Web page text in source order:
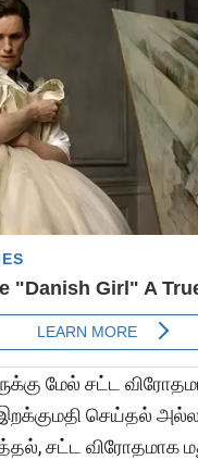
மேல் சட்ட
இறக்குமதி செய்தல்
சட்ட விரோதமாக